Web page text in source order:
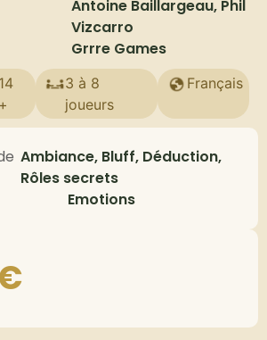
Antoine Baillargeau, Phil
Vizcarro
Grrre Games
14
+
3 à 8
joueurs
Français
Ambiance, Bluff, Déduction,
Rôles secrets
Emotions